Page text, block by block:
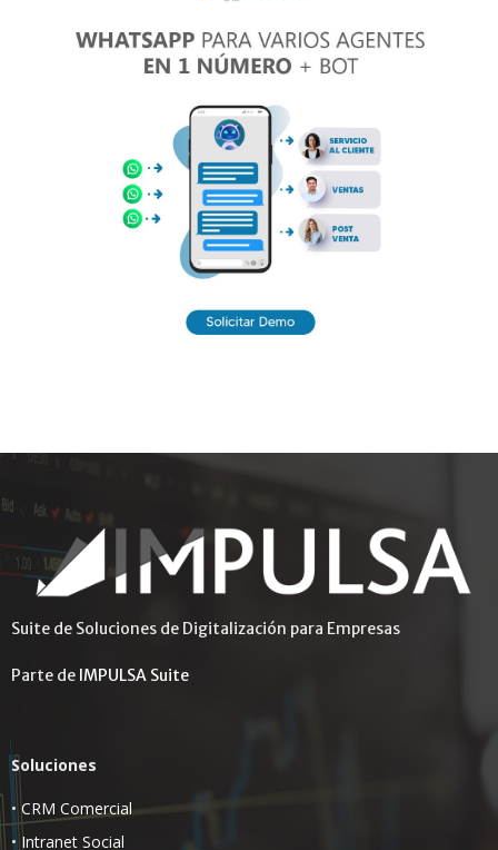
Suite de Soluciones de Digitalización para Empresas
Parte de IMPULSA Suite
Soluciones
•CRM Comercial
• Intranet Social